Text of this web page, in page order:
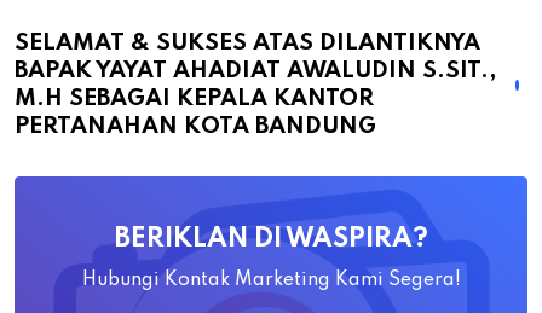
atas
Dilantiknya
Bapak
Ahadiat
SELAMAT & SUKSES ATAS DILANTIKNYA
BAPAK YAYAT AHADIAT AWALUDIN S.SIT.,
M.H SEBAGAI KEPALA KANTOR
PERTANAHAN KOTA BANDUNG
BERIKLAN DI WASPIRA?
Hubungi Kontak Marketing Kami Segera!